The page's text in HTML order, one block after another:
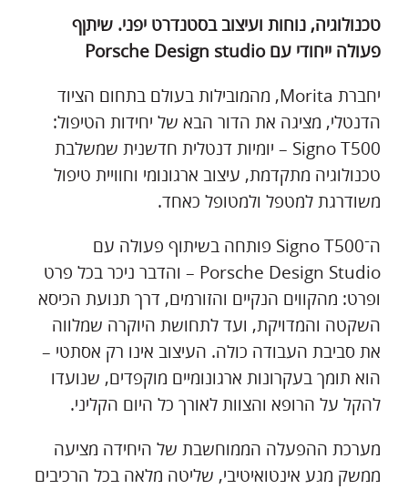
טכנולוגיה, נוחות ועיצוב בסטנדרט יפני. שיתןף
פעולה ייחודי עם Porsche Design studio
יחברת Morita, מהמובילות בעולם בתחום הציוד
הדנטלי, מציגה את הדור הבא של יחידות הטיפול:
Signo T500 – יומיות דנטלית חדשנית שמשלבת
טכנולוגיה מתקדמת, עיצוב ארגונומי וחוויית טיפול
משודרגת למטפל ולמטופל כאחד.
ה־Signo T500 פותחה בשיתוף פעולה עם
Porsche Design Studio – והדבר ניכר בכל פרט
ופרט: מהקווים הנקיים והזורמים, דרך תנועת הכיסא
השקטה והמדויקת, ועד לתחושת היוקרה שמלווה
את סביבת העבודה כולה. העיצוב אינו רק אסתטי –
הוא תומך בעקרונות ארגונומיים מוקפדים, שנועדו
להקל על הרופא והצוות לאורך כל היום הקליני.
מערכת ההפעלה הממוחשבת של היחידה מציעה
ממשק מגע אינטואיטיבי, שליטה מלאה בכל הרכיבים